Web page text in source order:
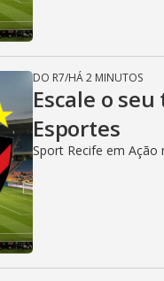
DO R7/HÁ 2 MINUTOS
Escale o
Esportes
Sport Recife em Ação